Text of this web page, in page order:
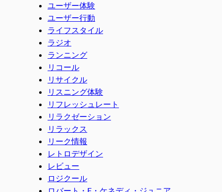
ユーザー体験
ユーザー行動
ライフスタイル
ラジオ
ランニング
リコール
リサイクル
リスニング体験
リフレッシュレート
リラクゼーション
リラックス
リーク情報
レトロデザイン
レビュー
ロジクール